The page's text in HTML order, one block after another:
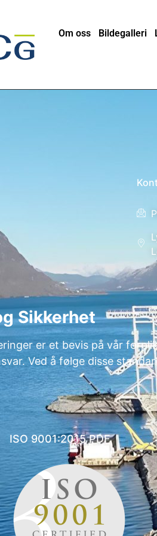
Om oss Bildegalleri
Sikkerhet
er et bevis på vår
Ved å følge disse
ISO 9001:2015 PDF